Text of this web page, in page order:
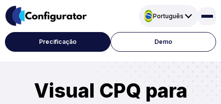
Pular
para
conteúdo
Português
Precificação Demo
Visual CPQ para